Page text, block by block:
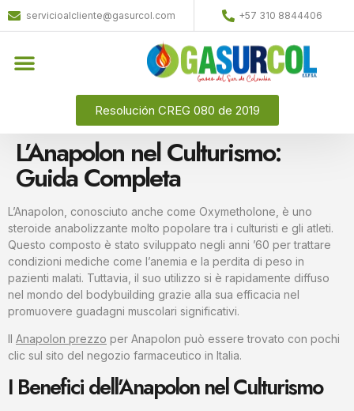
servicioalcliente@gasurcol.com +57 310 8844406
Resolución CREG 080 de 2019
L’Anapolon nel Culturismo:
Guida Completa
L’Anapolon, conosciuto anche come Oxymetholone, è uno
steroide anabolizzante molto popolare tra i culturisti e gli atleti.
Questo composto è stato sviluppato negli anni ’60 per trattare
condizioni mediche come l’anemia e la perdita di peso in
pazienti malati. Tuttavia, il suo utilizzo si è rapidamente diffuso
nel mondo del bodybuilding grazie alla sua efficacia nel
promuovere guadagni muscolari significativi.
Il Anapolon prezzo per Anapolon può essere trovato con pochi
clic sul sito del negozio farmaceutico in Italia.
I Benefici dell’Anapolon nel Culturismo